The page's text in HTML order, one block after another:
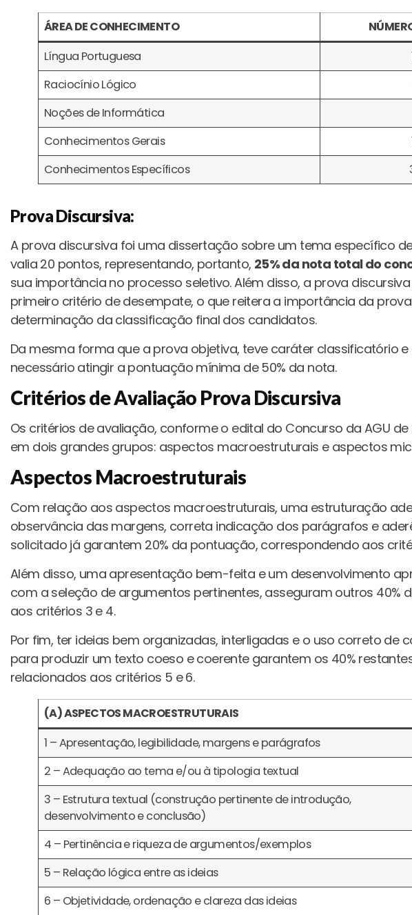
ÁREA DE CONHECIMENTO
Língua Portuguesa
Raciocínio Lógico
Noções de Informática
Conhecimentos Gerais
Conhecimentos Específicos
Prova Discursiva:
A prova discursiva foi uma dissertação sobre um tema específico
valia 20 pontos, representando, portanto, 25% da nota total do
sua importância no processo seletivo. Além disso, a prova
primeiro critério de desempate, o que reitera a importância da
determinação da classificação final dos candidatos.
Da mesma forma que a prova objetiva, teve caráter classificatório e
necessário atingir a pontuação mínima de 50% da nota.
Critérios de Avaliação Prova Discursiva
Os critérios de avaliação, conforme o edital do Concurso da AGU de
em dois grandes grupos: aspectos macroestruturais e aspectos
Aspectos Macroestruturais
Com relação aos aspectos macroestruturais, uma estruturação
observância das margens, correta indicação dos parágrafos e
solicitado já garantem 20% da pontuação, correspondendo aos
Além disso, uma apresentação bem-feita e um desenvolvimento
com a seleção de argumentos pertinentes, asseguram outros 40%
aos critérios 3 e 4.
Por fim, ter ideias bem organizadas, interligadas e o uso correto de
para produzir um texto coeso e coerente garantem os 40%
relacionados aos critérios 5 e 6.
(A) ASPECTOS MACROESTRUTURAIS
1 – Apresentação, legibilidade, margens e parágrafos
2 – Adequação ao tema e/ou à tipologia textual
3 – Estrutura textual (construção pertinente de introdução,
desenvolvimento e conclusão)
4 – Pertinência e riqueza de argumentos/exemplos
5 – Relação lógica entre as ideias
6 – Objetividade, ordenação e clareza das ideias